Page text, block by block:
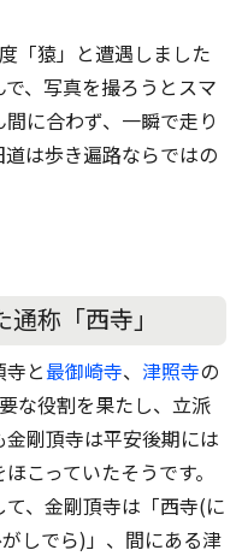
「猿」と遭遇しました
、写真を撮ろうとスマ
に合わず、一瞬で走り
は歩き遍路ならではの
称「西寺」
寺と最御崎寺、 津照寺の
な役割を果たし、立派
剛頂寺は平安後期には
こっていたそうです。
、金剛頂寺は「西寺(に
しでら)」、間にある津